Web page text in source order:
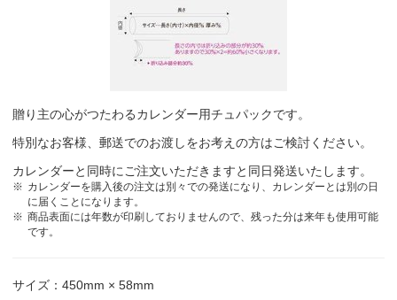
贈り主の心がつたわるカレンダー用チュパックです。
特別なお客様、郵送でのお渡しをお考えの方はご検討ください。
カレンダーと同時にご注文いただきますと同日発送いたします。
カレンダーを購入後の注文は別々での発送になり、カレンダーとは別の日
に届くことになります。
商品表面には年数が印刷しておりませんので、残った分は来年も使用可能
です。
サイズ：450mm × 58mm